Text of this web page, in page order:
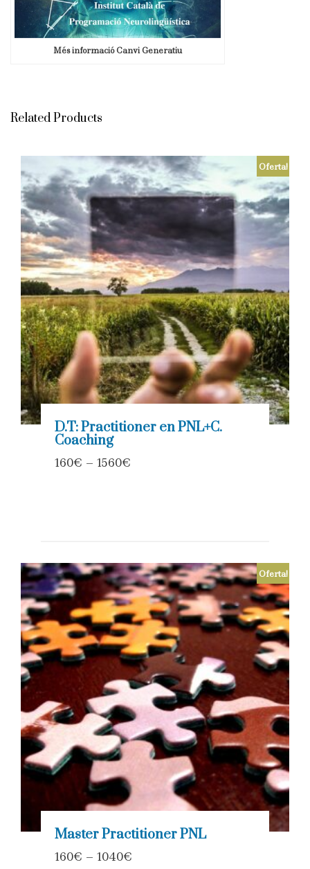
Més informació Canvi Generatiu
Related Products
Oferta!
D.T: Practitioner en PNL+C.
Coaching
160€ –1560€
Oferta!
Master Practitioner PNL
160€ –1040€